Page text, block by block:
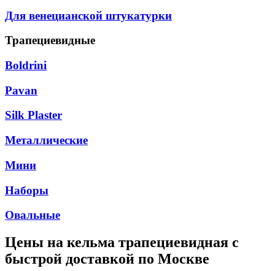
Для венецианской штукатурки
Трапециевидные
Boldrini
Pavan
Silk Plaster
Металлические
Мини
Наборы
Овальные
Цены на кельма трапециевидная с
быстрой доставкой по Москве